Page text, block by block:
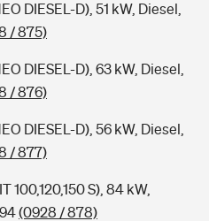
DIESEL-D), 51 kW, Diesel,
/ 875)
DIESEL-D), 63 kW, Diesel,
/ 876)
DIESEL-D), 56 kW, Diesel,
/ 877)
100,120,150 S), 84 kW,
(0928 / 878)